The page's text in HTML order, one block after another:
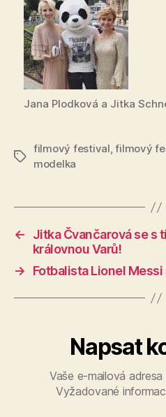
Jana Plodková a Jitka
Štítky
filmový festival,filmový
modelka
←
Jitka Čvančarová se s
královnou Varů!
→
Fotbalista Lionel
Napsat
Vaše e-mailová
Vyžadované